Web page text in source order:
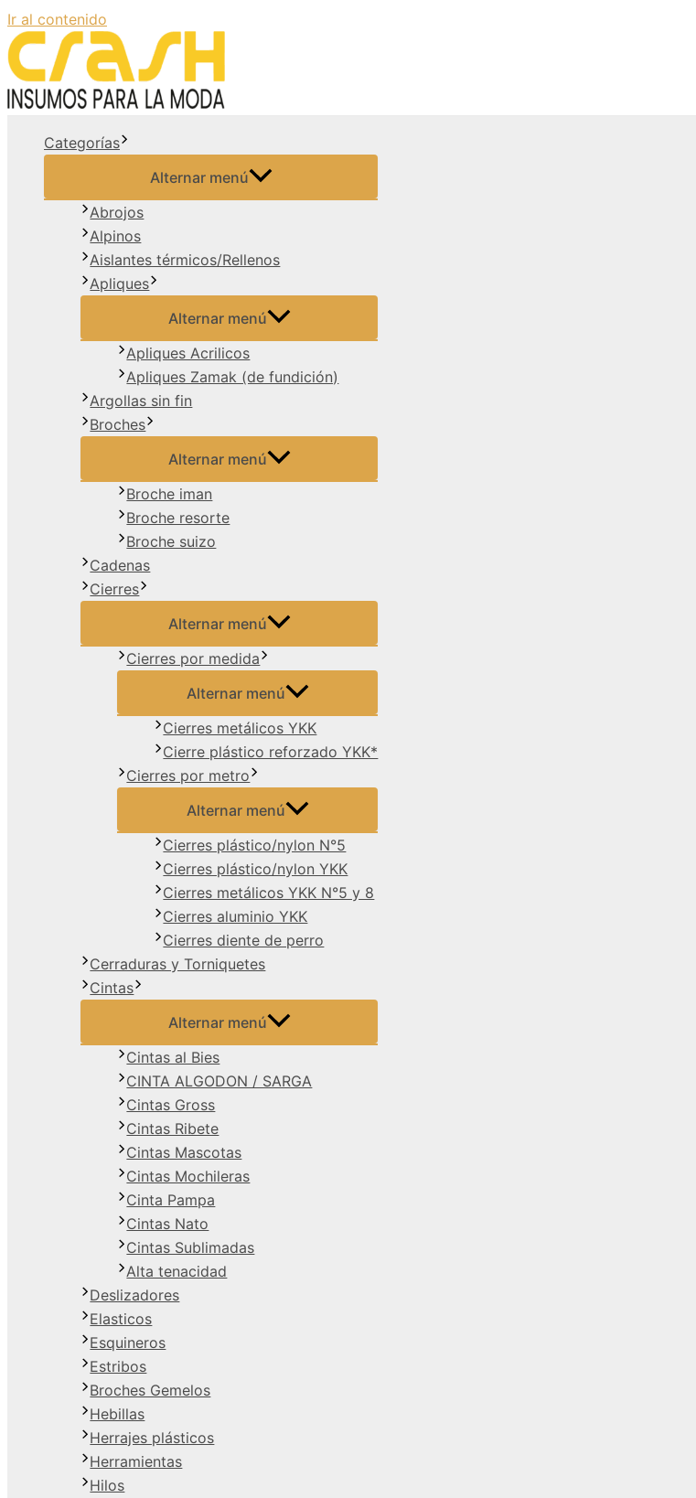
Ir al contenido
Categorías
Alternar menú
Abrojos
Alpinos
Aislantes térmicos/Rellenos
Apliques
Alternar menú
Apliques Acrilicos
Apliques Zamak (de fundición)
Argollas sin fin
Broches
Alternar menú
Broche iman
Broche resorte
Broche suizo
Cadenas
Cierres
Alternar menú
Cierres por medida
Alternar menú
Cierres metálicos YKK
Cierre plástico reforzado YKK*
Cierres por metro
Alternar menú
Cierres plástico/nylon N°5
Cierres plástico/nylon YKK
Cierres metálicos YKK N°5 y 8
Cierres aluminio YKK
Cierres diente de perro
Cerraduras y Torniquetes
Cintas
Alternar menú
Cintas al Bies
CINTA ALGODON / SARGA
Cintas Gross
Cintas Ribete
Cintas Mascotas
Cintas Mochileras
Cinta Pampa
Cintas Nato
Cintas Sublimadas
Alta tenacidad
Deslizadores
Elasticos
Esquineros
Estribos
Broches Gemelos
Hebillas
Herrajes plásticos
Herramientas
Hilos